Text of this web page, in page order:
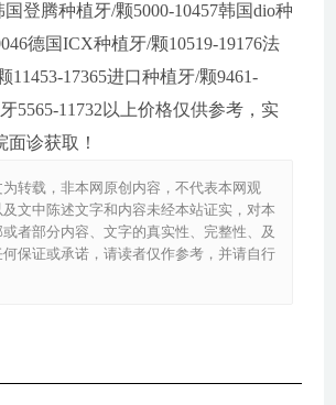
国登腾种植牙/颗5000-10457韩国dio种
德国ICX种植牙/颗10519-19176法
11453-17365进口种植牙/颗9461-
5565-11732以上价格仅供参考，实
面诊获取！
转载，非本网原创内容，不代表本网观
文中陈述文字和内容未经本站证实，对本
者部分内容、文字的真实性、完整性、及
保证或承诺，请读者仅作参考，并请自行